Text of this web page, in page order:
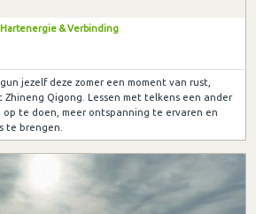
& Verbinding
jezelf deze zomer een moment van rust,
Qigong. Lessen met telkens een ander
te doen, meer ontspanning te ervaren en
te brengen.